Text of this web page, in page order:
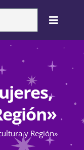
Toggle
y Región»